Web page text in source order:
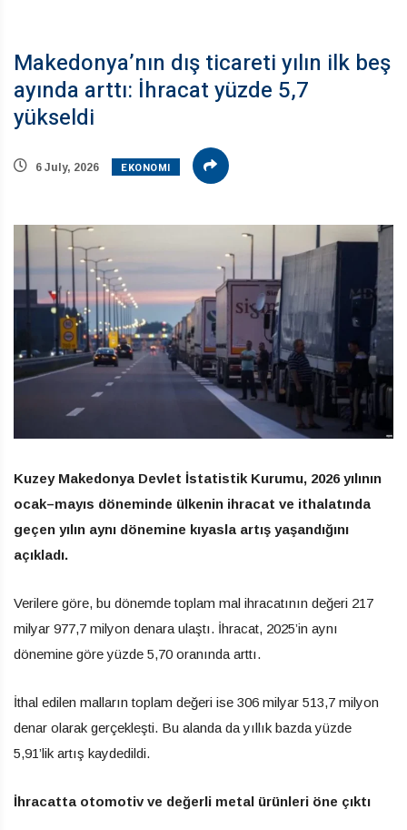
Makedonya’nın dış ticareti yılın ilk beş
ayında arttı: İhracat yüzde 5,7
yükseldi
6 July, 2026 EKONOMI
Kuzey Makedonya Devlet İstatistik Kurumu, 2026 yılının
ocak–mayıs döneminde ülkenin ihracat ve ithalatında
geçen yılın aynı dönemine kıyasla artış yaşandığını
açıkladı.
Verilere göre, bu dönemde toplam mal ihracatının değeri 217
milyar 977,7 milyon denara ulaştı. İhracat, 2025’in aynı
dönemine göre yüzde 5,70 oranında arttı.
İthal edilen malların toplam değeri ise 306 milyar 513,7 milyon
denar olarak gerçekleşti. Bu alanda da yıllık bazda yüzde
5,91’lik artış kaydedildi.
İhracatta otomotiv ve değerli metal ürünleri öne çıktı